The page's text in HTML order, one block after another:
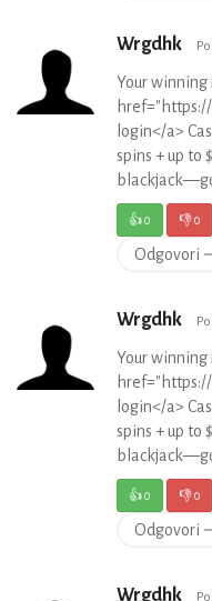
Wrgdhk
Your winning
login</a>
spins + up to
👍0 👎0
Odgovori
Wrgdhk
Your winning
login</a>
spins + up to
👍0 👎0
Odgovori
Wrgdhk